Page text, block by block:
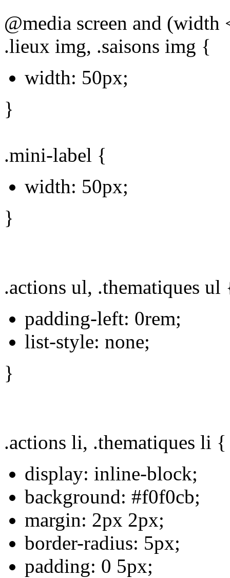
@media screen and
.lieux img, .saisons img {
width: 50px;
}
.mini-label {
width: 50px;
}
.actions ul, .thematiques ul
padding-left: 0rem;
list-style: none;
}
.actions li, .thematiques li {
display: inline-block;
background: #f0f0cb;
margin: 2px 2px;
border-radius: 5px;
padding: 0 5px;